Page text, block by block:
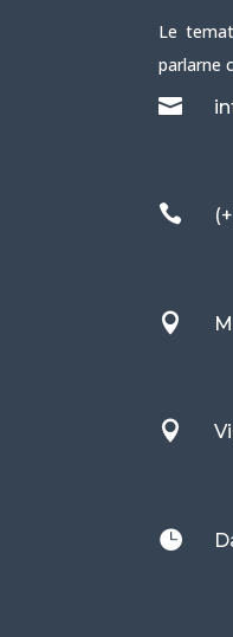
Le
parlarne




